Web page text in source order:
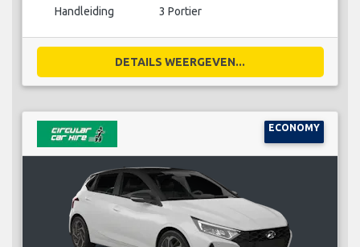
Handleiding 3 Portier
DETAILS WEERGEVEN...
ECONOMY